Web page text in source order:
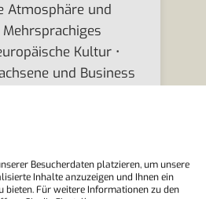
Atmosphäre und
Mehrsprachiges
Kultur •
und Business
Besucherdaten platzieren, um unsere
Inhalte anzuzeigen und Ihnen ein
bieten. Für weitere Informationen zu den